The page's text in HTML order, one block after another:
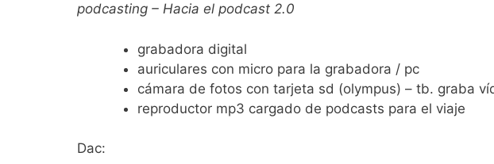
podcasting – Hacia el podcast 2.0
grabadora digital
auriculares con micro para la grabadora / pc
cámara de fotos con tarjeta sd (olympus) – tb. graba
reproductor mp3 cargado de podcasts para el viaje
Dac: